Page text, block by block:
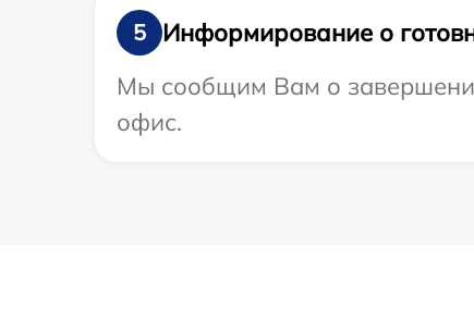
5
Информирование о
Мы сообщим Вам о
офис.